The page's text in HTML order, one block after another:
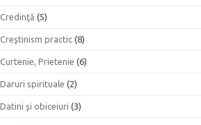
Credinţă (5)
Creştinism practic (8)
Curtenie, Prietenie (6)
Daruri spirituale (2)
Datini şi obiceiuri (3)